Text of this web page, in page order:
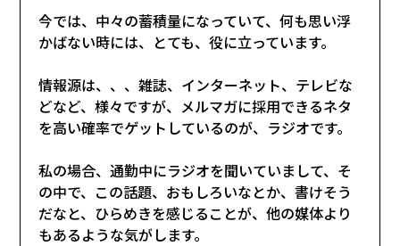
今では、中々の蓄積量になっていて、何も思い浮
かばない時には、とても、役に立っています。
情報源は、、、雑誌、インターネット、テレビな
どなど、様々ですが、メルマガに採用できるネタ
を高い確率でゲットしているのが、ラジオです。
私の場合、通勤中にラジオを聞いていまして、そ
の中で、この話題、おもしろいなとか、書けそう
だなと、ひらめきを感じることが、他の媒体より
もあるような気がします。